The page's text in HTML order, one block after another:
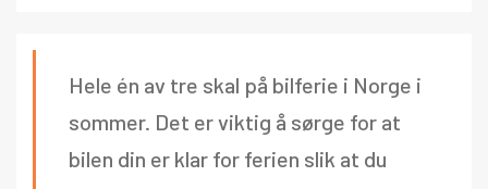
Hele én av tre skal på bilferie i Norge i
sommer. Det er viktig å sørge for at
bilen din er klar for ferien slik at du